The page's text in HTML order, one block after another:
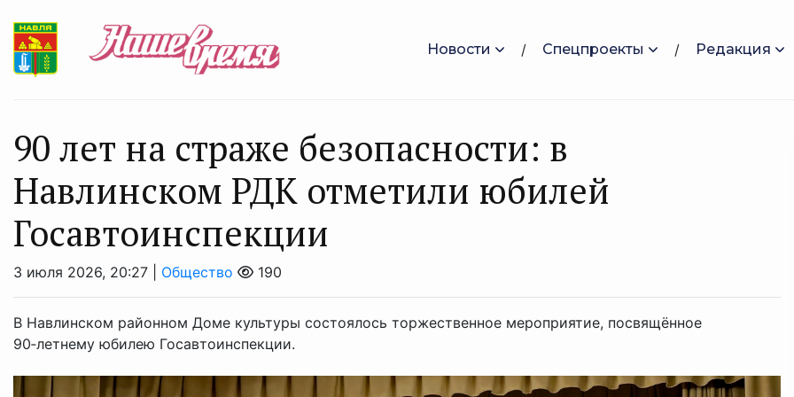
Новости Спецпроекты Редакция
90 лет на страже безопасности: в
Навлинском РДК отметили юбилей
Госавтоинспекции
3 июля 2026, 20:27 | Общество 190
В Навлинском районном Доме культуры состоялось торжественное мероприятие, посвящённое
90‑летнему юбилею Госавтоинспекции.